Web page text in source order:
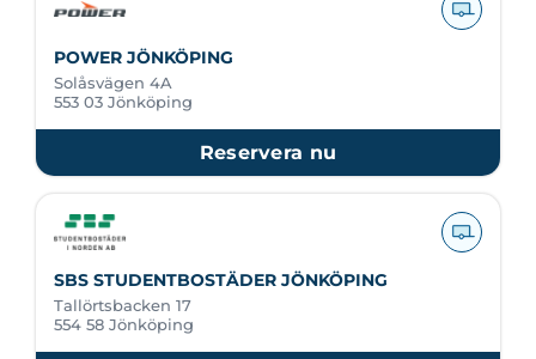
POWER JÖNKÖPING
Solåsvägen 4A
553 03 Jönköping
Reservera nu
SBS STUDENTBOSTÄDER JÖNKÖPING
Tallörtsbacken 17
554 58 Jönköping